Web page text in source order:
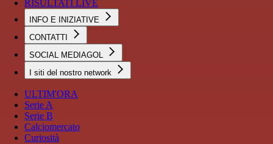
RISULTATI LIVE
INFO E INIZIATIVE
CONTATTI
SOCIAL MEDIAGOL
I siti del nostro network
ULTIM'ORA
Serie A
Serie B
Calciomercato
Curiosità